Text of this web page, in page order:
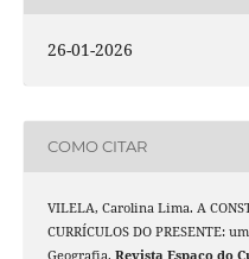
26-01-2026
COMO CITAR
VILELA, Carolina Lima. A
CURRÍCULOS DO PRESENTE:
Geografia. Revista Espaço do